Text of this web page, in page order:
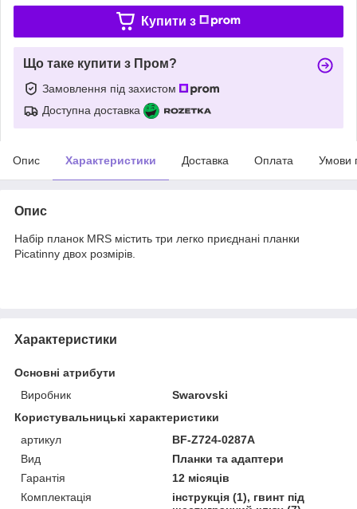
Купити з
Що таке купити з Пром?
Замовлення під захистом
Доступна доставка
Опис Характеристики Доставка Оплата Умови
Опис
Набір планок MRS містить три легко приєднані планки
Picatinny двох розмірів.
Характеристики
Основні атрибути
Виробник
Swarovski
Користувальницькі характеристики
артикул
BF-Z724-0287A
Вид
Планки та адаптери
Гарантія
12 місяців
Комплектація
інструкція (1), гвинт під